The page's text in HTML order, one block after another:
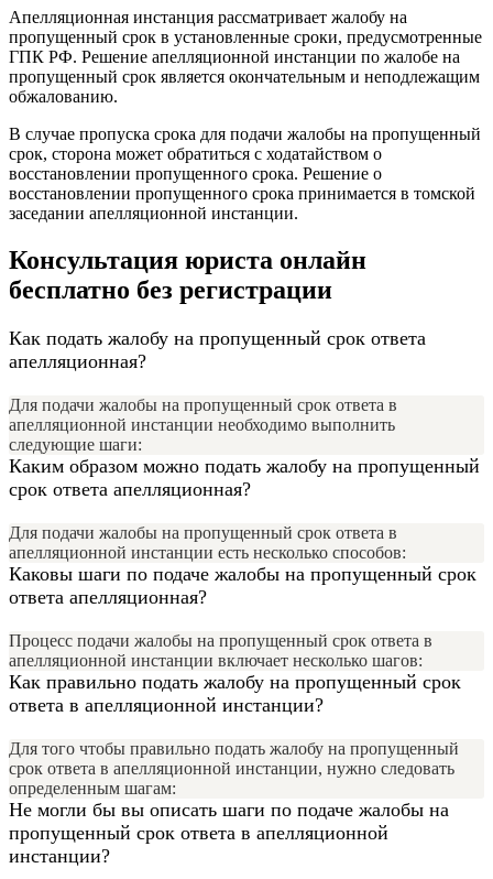
Апелляционная инстанция рассматривает жалобу на
пропущенный срок в установленные сроки, предусмотренные
ГПК РФ. Решение апелляционной инстанции по жалобе на
пропущенный срок является окончательным и неподлежащим
обжалованию.
В случае пропуска срока для подачи жалобы на пропущенный
срок, сторона может обратиться с ходатайством о
восстановлении пропущенного срока. Решение о
восстановлении пропущенного срока принимается в томской
заседании апелляционной инстанции.
Консультация юриста онлайн
бесплатно без регистрации
Как подать жалобу на пропущенный срок ответа
апелляционная?
Для подачи жалобы на пропущенный срок ответа в
апелляционной инстанции необходимо выполнить
следующие шаги:
Каким образом можно подать жалобу на пропущенный
срок ответа апелляционная?
Для подачи жалобы на пропущенный срок ответа в
апелляционной инстанции есть несколько способов:
Каковы шаги по подаче жалобы на пропущенный срок
ответа апелляционная?
Процесс подачи жалобы на пропущенный срок ответа в
апелляционной инстанции включает несколько шагов:
Как правильно подать жалобу на пропущенный срок
ответа в апелляционной инстанции?
Для того чтобы правильно подать жалобу на пропущенный
срок ответа в апелляционной инстанции, нужно следовать
определенным шагам:
Не могли бы вы описать шаги по подаче жалобы на
пропущенный срок ответа в апелляционной
инстанции?